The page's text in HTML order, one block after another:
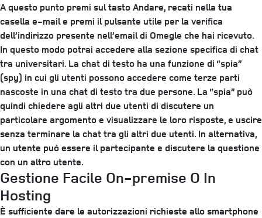
A questo punto premi sul tasto Andare, recati nella tua
casella e-mail e premi il pulsante utile per la verifica
dell’indirizzo presente nell’email di Omegle che hai ricevuto.
In questo modo potrai accedere alla sezione specifica di chat
tra universitari. La chat di testo ha una funzione di “spia”
(spy) in cui gli utenti possono accedere come terze parti
nascoste in una chat di testo tra due persone. La “spia” può
quindi chiedere agli altri due utenti di discutere un
particolare argomento e visualizzare le loro risposte, e uscire
senza terminare la chat tra gli altri due utenti. In alternativa,
un utente può essere il partecipante e discutere la questione
con un altro utente.
Gestione Facile On-premise O In
Hosting
È sufficiente dare le autorizzazioni richieste allo smartphone